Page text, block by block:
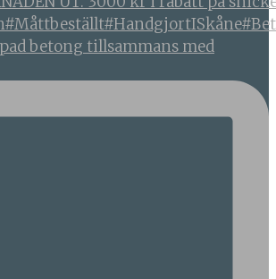
betong tillsammans med